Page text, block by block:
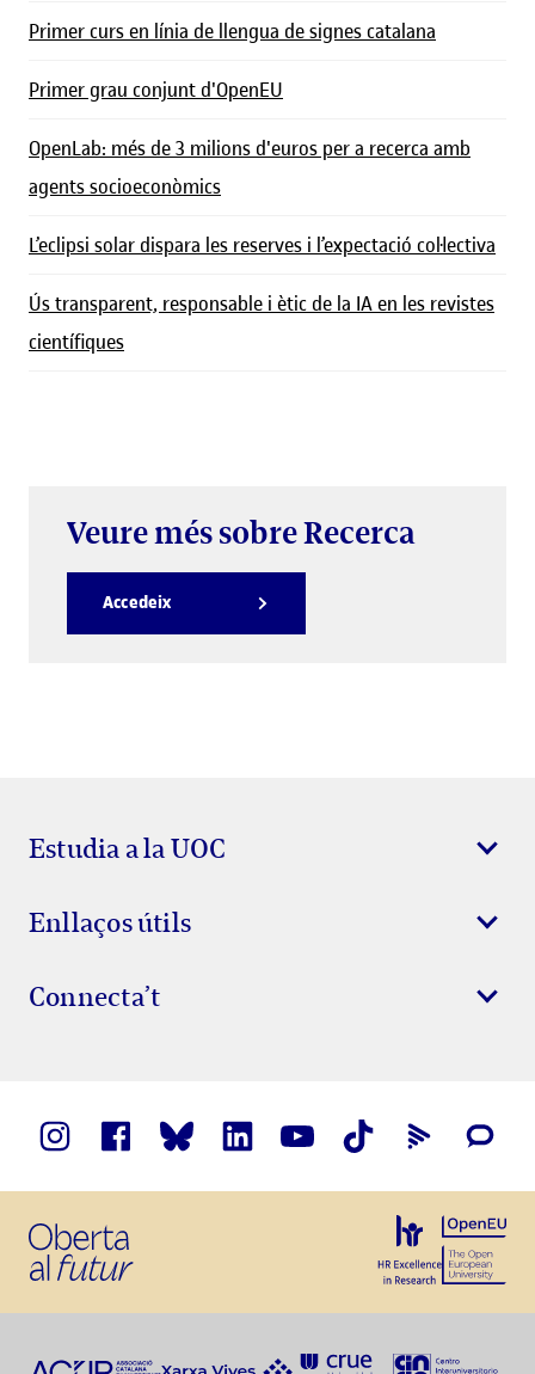
Primer curs en línia de llengua de signes catalana
Primer grau conjunt d'OpenEU
OpenLab: més de 3 milions d'euros per a recerca amb
agents socioeconòmics
L’eclipsi solar dispara les reserves i l’expectació col·lectiva
Ús transparent, responsable i ètic de la IA en les revistes
científiques
Veure més sobre Recerca
Accedeix
Estudia a la UOC
Enllaços útils
Connecta’t